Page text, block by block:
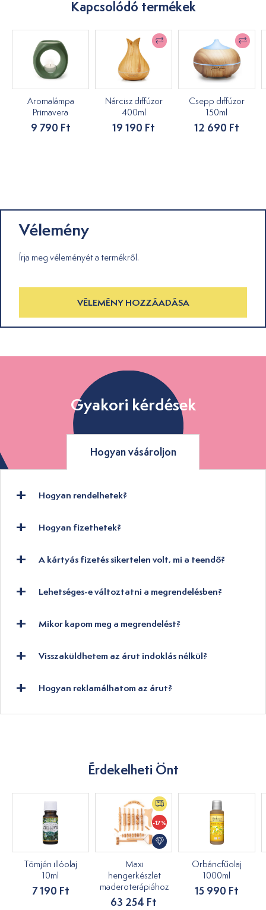
Kapcsolódó termékek
Aromalámpa
Primavera
9 790 Ft
Nárcisz diffúzor
400ml
19 190 Ft
Csepp diffúzor
150ml
12 690 Ft
Vélemény
Írja meg véleményét a termékről.
VÉLEMÉNY HOZZÁADÁSA
Gyakori kérdések
Hogyan vásároljon
Hogyan rendelhetek?
Hogyan fizethetek?
A kártyás fizetés sikertelen volt, mi a teendő?
Lehetséges-e változtatni a megrendelésben?
Mikor kapom meg a megrendelést?
Visszaküldhetem az árut indoklás nélkül?
Hogyan reklamálhatom az árut?
Érdekelheti Önt
Tömjén illóolaj
10ml
7 190 Ft
-17%
Maxi
hengerkészlet
maderoterápiához
63 254 Ft
Orbáncfűolaj
1000ml
15 990 Ft